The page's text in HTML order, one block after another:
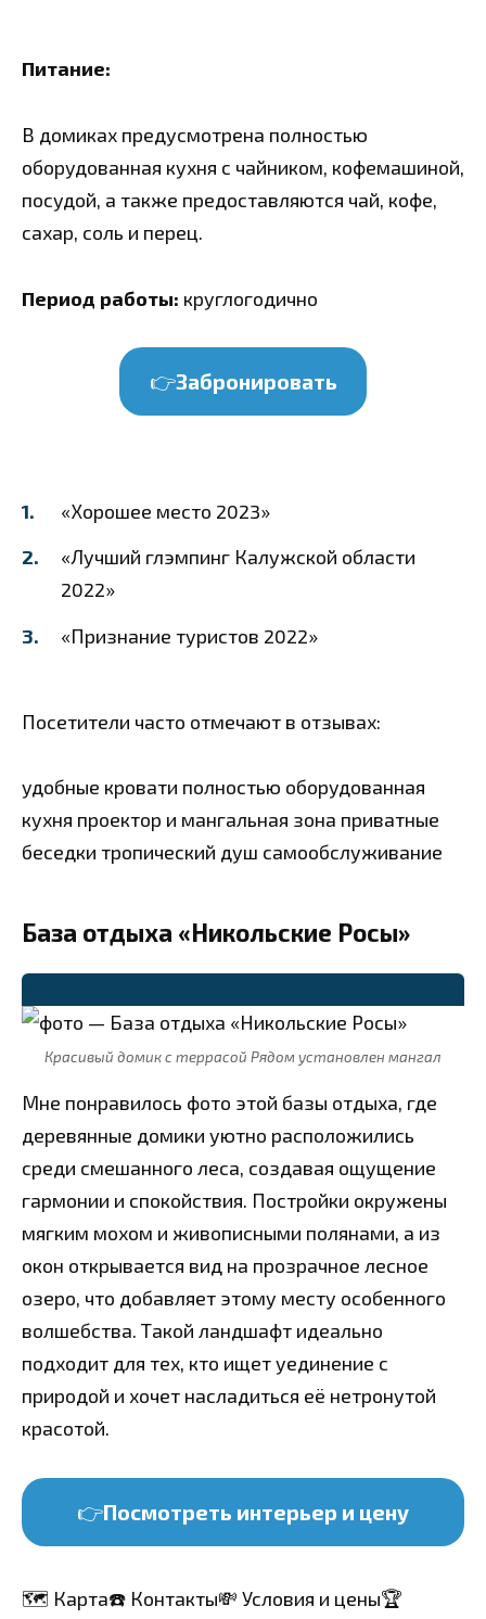
Питание:
В домиках предусмотрена полностью
оборудованная кухня с чайником, кофемашиной,
посудой, а также предоставляются чай, кофе,
сахар, соль и перец.
Период работы: круглогодично
👉Забронировать
«Хорошее место 2023»
«Лучший глэмпинг Калужской области
2022»
«Признание туристов 2022»
Посетители часто отмечают в отзывах:
удобные кровати полностью оборудованная
кухня проектор и мангальная зона приватные
беседки тропический душ самообслуживание
База отдыха «Никольские Росы»
Красивый домик с террасой Рядом установлен мангал
Мне понравилось фото этой базы отдыха, где
деревянные домики уютно расположились
среди смешанного леса, создавая ощущение
гармонии и спокойствия. Постройки окружены
мягким мохом и живописными полянами, а из
окон открывается вид на прозрачное лесное
озеро, что добавляет этому месту особенного
волшебства. Такой ландшафт идеально
подходит для тех, кто ищет уединение с
природой и хочет насладиться её нетронутой
красотой.
👉Посмотреть интерьер и цену
🗺️ Карта☎️ Контакты💸 Условия и цены🏆